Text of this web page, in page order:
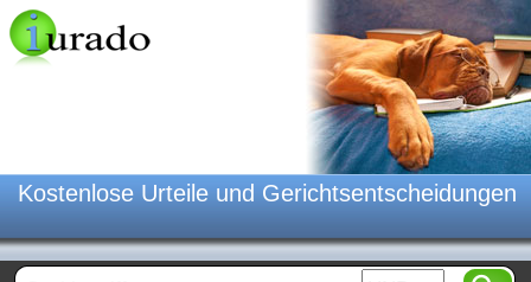
Kostenlose Urteile und Gerichtsentscheidungen